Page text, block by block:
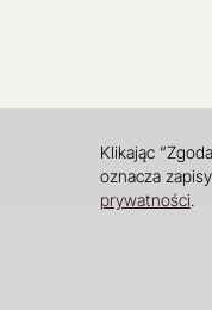
Klikając
oznacza
prywatności.